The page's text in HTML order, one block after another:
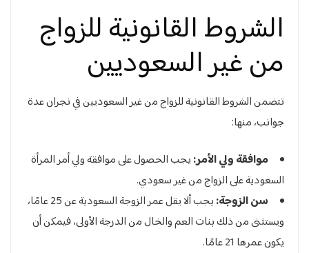
الشروط القانونية للزواج
من غير السعوديين
تتضمن الشروط القانونية للزواج من غير السعوديين في نجران عدة
جوانب، منها:
موافقة ولي الأمر:يجب الحصول على موافقة ولي أمر المرأة
السعودية على الزواج من غير سعودي.
سن الزوجة:
يجب ألا يقل عمر الزوجة السعودية عن 25 عامًا،
ويستثنى من ذلك بنات العم والخال من الدرجة الأولى، فيمكن أن
يكون عمرها 21 عامًا.